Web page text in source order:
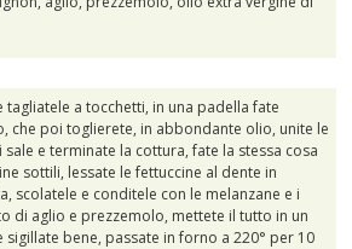
tagliatele a tocchetti, in una padella fate
che poi toglierete, in abbondante olio, unite le
e terminate la cottura, fate la stessa cosa
sottili, lessate le fettuccine al dente in
scolatele e conditele con le melanzane e i
di aglio e prezzemolo, mettete il tutto in un
bene, passate in forno a 220° per 10